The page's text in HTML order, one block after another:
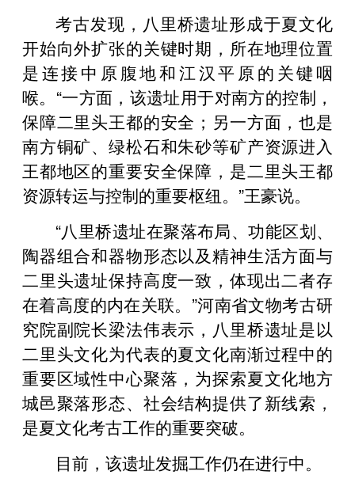
考古发现，八里桥遗址形成于夏文化
开始向外扩张的关键时期，所在地理位置
是连接中原腹地和江汉平原的关键咽
喉。“一方面，该遗址用于对南方的控制，
保障二里头王都的安全；另一方面，也是
南方铜矿、绿松石和朱砂等矿产资源进入
王都地区的重要安全保障，是二里头王都
资源转运与控制的重要枢纽。”王豪说。
“八里桥遗址在聚落布局、功能区划、
陶器组合和器物形态以及精神生活方面与
二里头遗址保持高度一致，体现出二者存
在着高度的内在关联。”河南省文物考古研
究院副院长梁法伟表示，八里桥遗址是以
二里头文化为代表的夏文化南渐过程中的
重要区域性中心聚落，为探索夏文化地方
城邑聚落形态、社会结构提供了新线索，
是夏文化考古工作的重要突破。
目前，该遗址发掘工作仍在进行中。